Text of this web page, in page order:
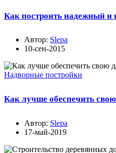
Как построить надежный и
Автор: Slepa
10-сен-2015
Надворные постройки
Как лучше обеспечить
Автор: Slepa
17-май-2019